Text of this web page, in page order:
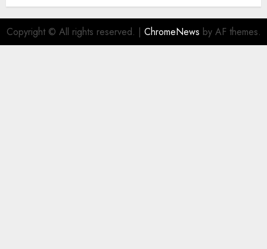
AGOSTO 5, 2026 0
Copyright © All rights reserved. | ChromeNews by AF themes.